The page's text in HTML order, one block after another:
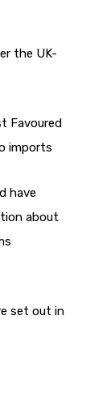
the UK-
Favoured
imports
have
about
set out in